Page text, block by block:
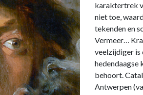
karaktertrek
niet toe,
tekenden en
Vermeer…
veelzijdiger is
hedendaagse
behoort.
Antwerpen